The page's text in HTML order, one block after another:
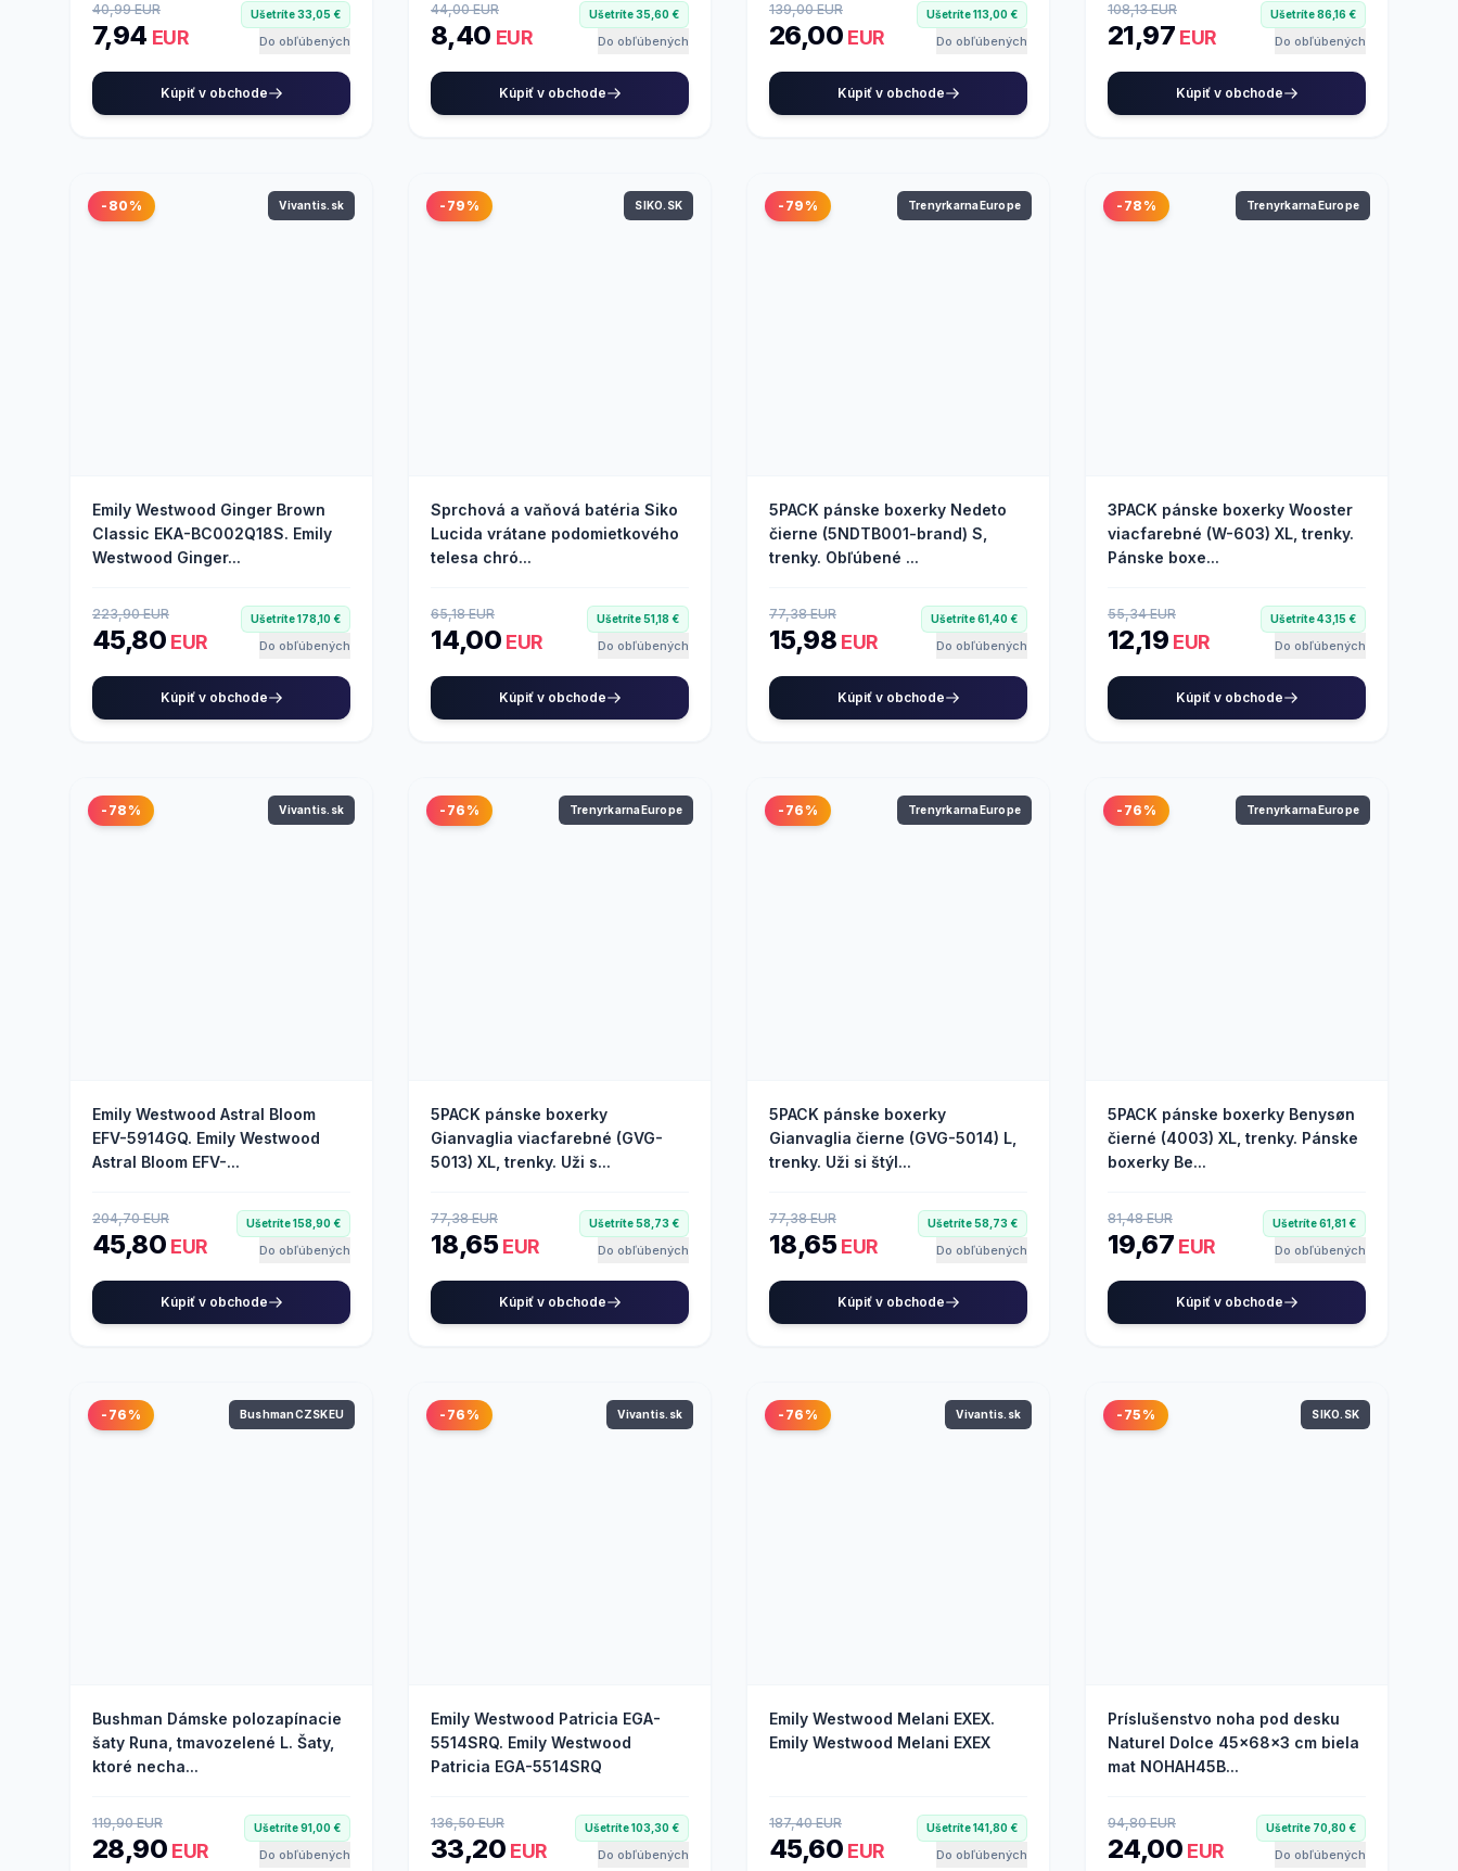
40,99 EUR
7,94 EUR
Ušetríte 33,05 €
Do obľúbených
Kúpiť v obchode
44,00 EUR
8,40 EUR
Ušetríte 35,60 €
Do obľúbených
Kúpiť v obchode
139,00 EUR
26,00 EUR
Ušetríte 113,00 €
Do obľúbených
Kúpiť v obchode
108,13 EUR
21,97 EUR
Ušetríte 86,16 €
Do obľúbených
Kúpiť v obchode
-80% Vivantis.sk
Emily Westwood Ginger Brown
Classic EKA-BC002Q18S. Emily
Westwood Ginger...
223,90 EUR
45,80 EUR
Ušetríte 178,10 €
Do obľúbených
Kúpiť v obchode
-79% SIKO.SK
Sprchová a vaňová batéria Siko
Lucida vrátane podomietkového
telesa chró...
65,18 EUR
14,00 EUR
Ušetríte 51,18 €
Do obľúbených
Kúpiť v obchode
-79% TrenyrkarnaEurope
5PACK pánske boxerky Nedeto
čierne (5NDTB001-brand) S,
trenky. Obľúbené ...
77,38 EUR
15,98 EUR
Ušetríte 61,40 €
Do obľúbených
Kúpiť v obchode
-78% TrenyrkarnaEurope
3PACK pánske boxerky Wooster
viacfarebné (W-603) XL, trenky.
Pánske boxe...
55,34 EUR
12,19 EUR
Ušetríte 43,15 €
Do obľúbených
Kúpiť v obchode
-78% Vivantis.sk
Emily Westwood Astral Bloom
EFV-5914GQ. Emily Westwood
Astral Bloom EFV-...
204,70 EUR
45,80 EUR
Ušetríte 158,90 €
Do obľúbených
Kúpiť v obchode
-76% TrenyrkarnaEurope
5PACK pánske boxerky
Gianvaglia viacfarebné (GVG-
5013) XL, trenky. Uži s...
77,38 EUR
18,65EUR
Ušetríte 58,73 €
Do obľúbených
Kúpiť v obchode
-76% TrenyrkarnaEurope
5PACK pánske boxerky
Gianvaglia čierne (GVG-5014) L,
trenky. Uži si štýl...
77,38 EUR
18,65EUR
Ušetríte 58,73 €
Do obľúbených
Kúpiť v obchode
-76% TrenyrkarnaEurope
5PACK pánske boxerky Benysøn
čierné (4003) XL, trenky. Pánske
boxerky Be...
81,48 EUR
19,67 EUR
Ušetríte 61,81 €
Do obľúbených
Kúpiť v obchode
-76% BushmanCZSKEU
Bushman Dámske polozapínacie
šaty Runa, tmavozelené L. Šaty,
ktoré necha...
119,90 EUR
28,90 EUR
Ušetríte 91,00 €
Do obľúbených
-76% Vivantis.sk
Emily Westwood Patricia EGA-
5514SRQ. Emily Westwood
Patricia EGA-5514SRQ
136,50 EUR
33,20 EUR
Ušetríte 103,30 €
Do obľúbených
-76% Vivantis.sk
Emily Westwood Melani EXEX.
Emily Westwood Melani EXEX
187,40 EUR
45,60 EUR
Ušetríte 141,80 €
Do obľúbených
-75% SIKO.SK
Príslušenstvo noha pod desku
Naturel Dolce 45x68x3 cm biela
mat NOHAH45B...
94,80 EUR
24,00 EUR
Ušetríte 70,80 €
Do obľúbených